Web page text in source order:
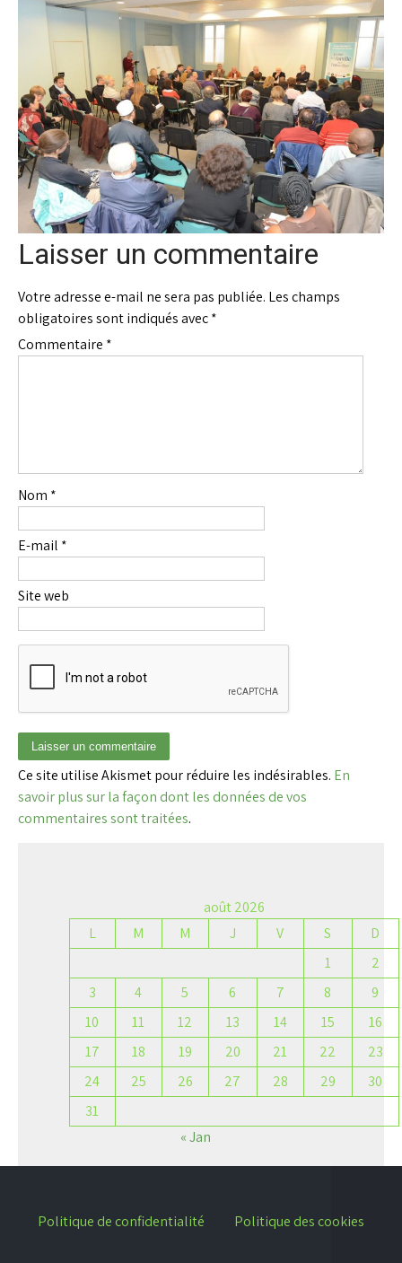
Laisser un commentaire
Votre adresse e-mail ne sera pas publiée. Les champs
obligatoires sont indiqués avec*
Commentaire *
Nom *
E-mail *
Site web
Ce site utilise Akismet pour réduire les indésirables. En
savoir plus sur la façon dont les données de vos
commentaires sont traitées.
août 2026
L
M M J V S
D
1
2
3
4 5 6 7 8
9
10
11 12 13 14 15
16
17
18 19 20 21 22
23
24
25 26 27 28 29
30
31
« Jan
Politique de confidentialité Politique des cookies